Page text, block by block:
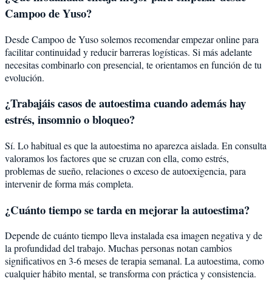
Campoo de Yuso?
Desde Campoo de Yuso solemos recomendar empezar online para
facilitar continuidad y reducir barreras logísticas. Si más adelante
necesitas combinarlo con presencial, te orientamos en función de tu
evolución.
¿Trabajáis casos de autoestima cuando además hay
estrés, insomnio o bloqueo?
Sí. Lo habitual es que la autoestima no aparezca aislada. En consulta
valoramos los factores que se cruzan con ella, como estrés,
problemas de sueño, relaciones o exceso de autoexigencia, para
intervenir de forma más completa.
¿Cuánto tiempo se tarda en mejorar la autoestima?
Depende de cuánto tiempo lleva instalada esa imagen negativa y de
la profundidad del trabajo. Muchas personas notan cambios
significativos en 3-6 meses de terapia semanal. La autoestima, como
cualquier hábito mental, se transforma con práctica y consistencia.